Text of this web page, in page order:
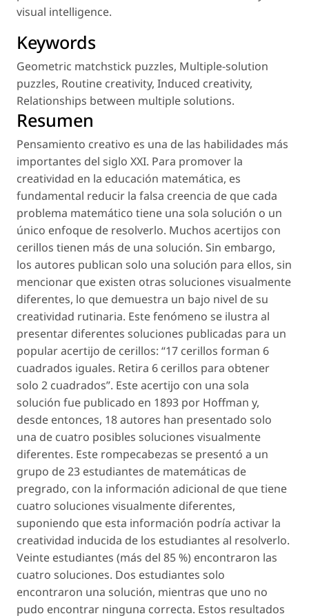
visual intelligence.
Keywords
Geometric matchstick puzzles, Multiple-solution
puzzles, Routine creativity, Induced creativity,
Relationships between multiple solutions.
Resumen
Pensamiento creativo es una de las habilidades más
importantes del siglo XXI. Para promover la
creatividad en la educación matemática, es
fundamental reducir la falsa creencia de que cada
problema matemático tiene una sola solución o un
único enfoque de resolverlo. Muchos acertijos con
cerillos tienen más de una solución. Sin embargo,
los autores publican solo una solución para ellos, sin
mencionar que existen otras soluciones visualmente
diferentes, lo que demuestra un bajo nivel de su
creatividad rutinaria. Este fenómeno se ilustra al
presentar diferentes soluciones publicadas para un
popular acertijo de cerillos: “17 cerillos forman 6
cuadrados iguales. Retira 6 cerillos para obtener
solo 2 cuadrados”. Este acertijo con una sola
solución fue publicado en 1893 por Hoffman y,
desde entonces, 18 autores han presentado solo
una de cuatro posibles soluciones visualmente
diferentes. Este rompecabezas se presentó a un
grupo de 23 estudiantes de matemáticas de
pregrado, con la información adicional de que tiene
cuatro soluciones visualmente diferentes,
suponiendo que esta información podría activar la
creatividad inducida de los estudiantes al resolverlo.
Veinte estudiantes (más del 85 %) encontraron las
cuatro soluciones. Dos estudiantes solo
encontraron una solución, mientras que uno no
pudo encontrar ninguna correcta. Estos resultados